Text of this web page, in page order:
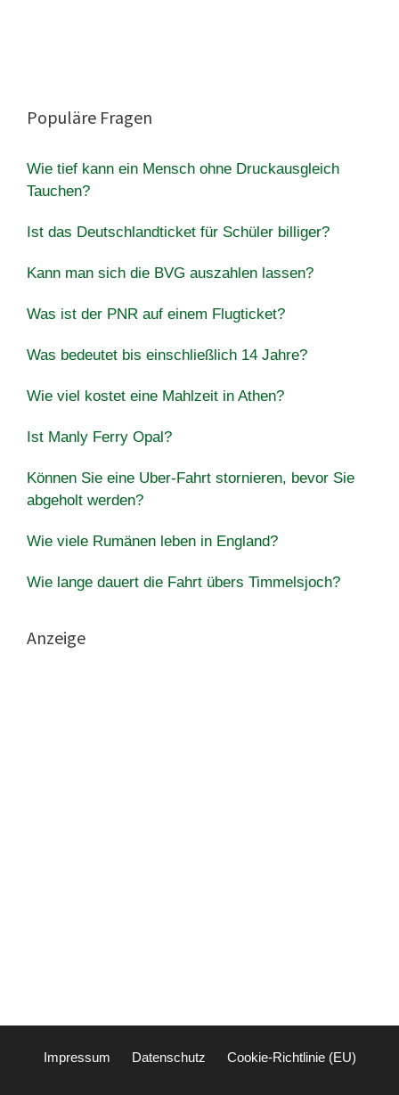
Populäre Fragen
Wie tief kann ein Mensch ohne Druckausgleich
Tauchen?
Ist das Deutschlandticket für Schüler billiger?
Kann man sich die BVG auszahlen lassen?
Was ist der PNR auf einem Flugticket?
Was bedeutet bis einschließlich 14 Jahre?
Wie viel kostet eine Mahlzeit in Athen?
Ist Manly Ferry Opal?
Können Sie eine Uber-Fahrt stornieren, bevor Sie
abgeholt werden?
Wie viele Rumänen leben in England?
Wie lange dauert die Fahrt übers Timmelsjoch?
Anzeige
Impressum Datenschutz Cookie-Richtlinie (EU)